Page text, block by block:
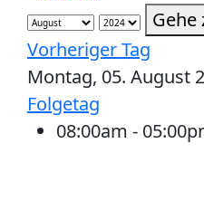
Gehe
Vorheriger Tag
Montag, 05. August
Folgetag
08:00am -